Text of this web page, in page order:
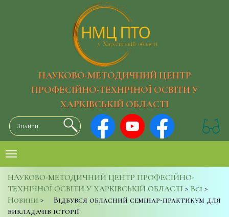
НАУКОВО-МЕТОДИЧНИЙ ЦЕНТР
ПРОФЕСІЙНО-ТЕХНІЧНОЇ ОСВІТИ У
ХАРКІВСЬКІЙ ОБЛАСТІ
НАУКОВО-МЕТОДИЧНИЙ ЦЕНТР ПРОФЕСІЙНО-
ТЕХНІЧНОЇ ОСВІТИ У ХАРКІВСЬКІЙ ОБЛАСТІ > Всі >
Новини >
Відбувся обласний семінар-практикум для
викладачів історії